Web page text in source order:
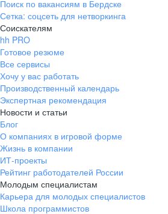
Поиск по вакансиям в Бердске
Сетка: соцсеть для нетворкинга
Соискателям
hh PRO
Готовое резюме
Все сервисы
Хочу у вас работать
Производственный календарь
Экспертная рекомендация
Новости и статьи
Блог
О компаниях в игровой форме
Жизнь в компании
ИТ-проекты
Рейтинг работодателей России
Молодым специалистам
Карьера для молодых специалистов
Школа программистов